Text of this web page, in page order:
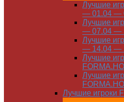
Лучшие
— 01.04 —
Лучшие
— 07.04 —
Лучшие
— 14.04 —
Лучшие
Лучшие
Лучшие игроки